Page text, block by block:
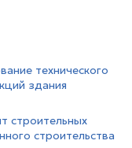
технического
здания
строительных
строительства